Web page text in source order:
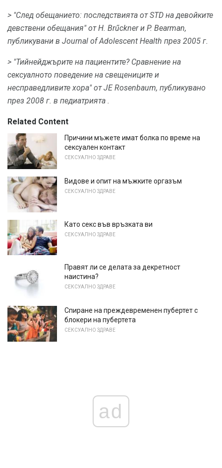
> "След обещанието: последствията от STD на девойките
девствени обещания" от H. Brűckner и P. Bearman,
публикувани в Journal of Adolescent Health през 2005 г.
> "Тийнейджърите на пациентите? Сравнение на
сексуалното поведение на свещениците и
несправедливите хора" от JE Rosenbaum, публикувано
през 2008 г. в педиатрията .
Related Content
Причини мъжете имат болка по време на
сексуален контакт
СЕКСУАЛНО ЗДРАВЕ
Видове и опит на мъжките оргазъм
СЕКСУАЛНО ЗДРАВЕ
Като секс във връзката ви
СЕКСУАЛНО ЗДРАВЕ
Правят ли се делата за декретност
наистина?
СЕКСУАЛНО ЗДРАВЕ
Спиране на преждевременен пубертет с
блокери на пубертета
СЕКСУАЛНО ЗДРАВЕ
ad